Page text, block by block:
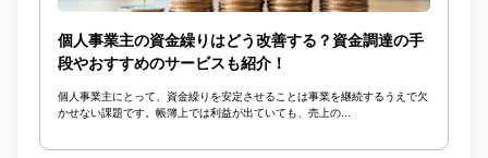
個人事業主の資金繰りはどう改善する？資金調達の手
段やおすすめのサービスも紹介！
個人事業主にとって、資金繰りを安定させることは事業を継続するうえで欠
かせない課題です。帳簿上では利益が出ていても、売上の...